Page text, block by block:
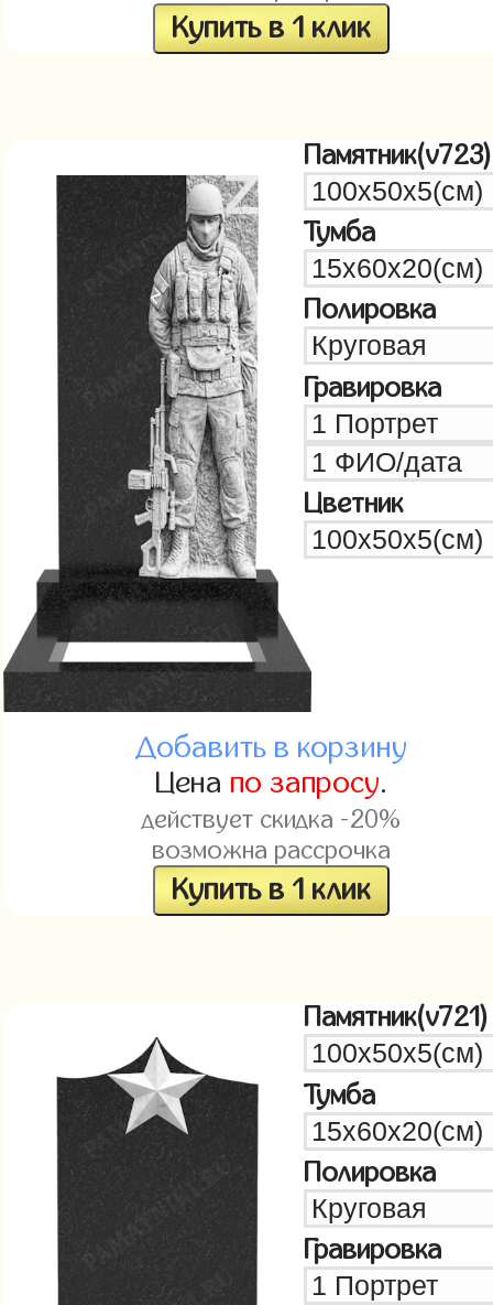
Купить в 1 клик
Памятник(v723)
Тумба
Полировка
Гравировка
Цветник
Добавить в корзину
Цена по запросу.
действует скидка -20%
возможна рассрочка
Купить в 1 клик
Памятник(v721)
Тумба
Полировка
Гравировка